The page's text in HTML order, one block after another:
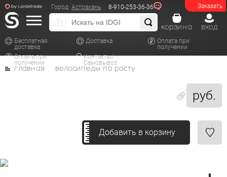
Заказать
Город: Астрахань 8-910-253-36-36
Бесплатная
доставка
Доставка
Оплата при
получении
Оплата при
получении
Контакты/
Самовывоз
вход
корзина
руб.
главная велосипеды по росту
Добавить в корзину